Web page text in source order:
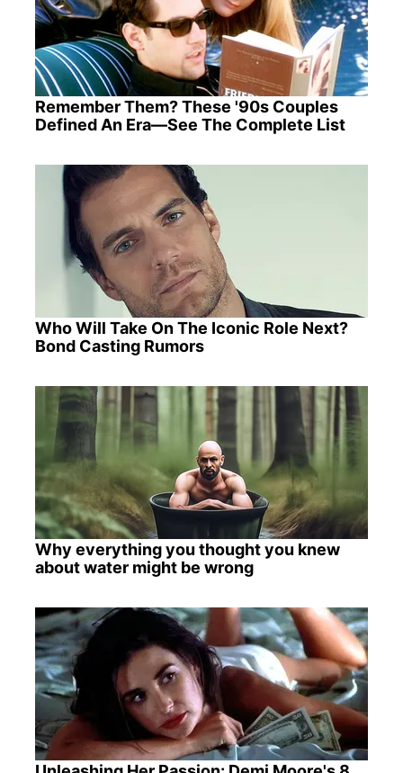
Remember Them? These '90s Couples
Defined An Era—See The Complete List
Who Will Take On The Iconic Role Next?
Bond Casting Rumors
Why everything you thought you knew
about water might be wrong